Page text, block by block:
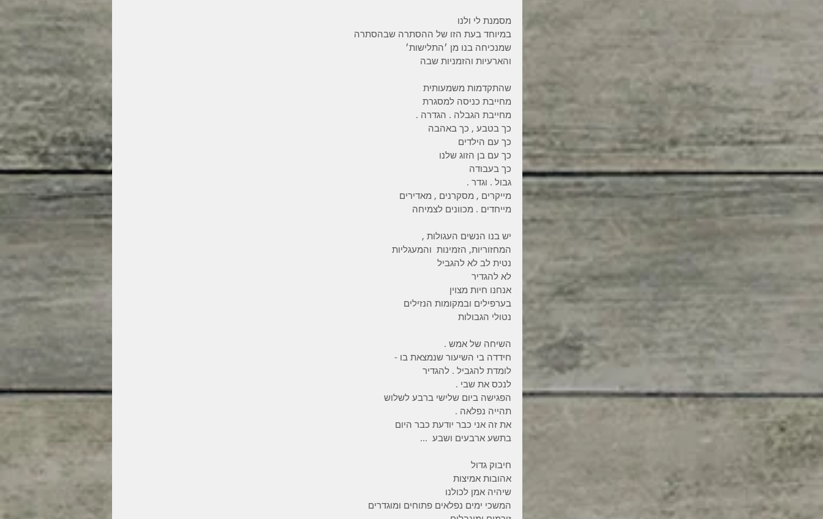
מסמנת לי ולנו
במיוחד בעת הזו של ההסתרה שבהסתרה
שמנכיחה בנו מן ׳התלישות׳
והארעיות והזמניות שבה
שהתקדמות משמעותית
מחייבת כניסה למסגרת
מחייבת הגבלה . הגדרה .
כך בטבע , כך באהבה
כך עם הילדים
כך עם בן הזוג שלנו
כך בעבודה
גבול . וגדר .
מייקרים , מסקרנים , מאדירים
מייחדים . מכוונים לצמיחה
יש בנו הנשים העגולות ,
המחזוריות, הזמינות  והמעגליות
נטית לב לא להגביל
לא להגדיר
אנחנו חיות מצוין
בערפילים ובמקומות הנזילים
נטולי הגבולות
השיחה של אמש .
חידדה בי השיעור שנמצאת בו -
לומדת להגביל . להגדיר
לנכס את שבי .
הפגישה ביום שלישי ברבע לשלוש
תהייה נפלאה .
את זה אני כבר יודעת כבר היום
בתשע ארבעים ושבע  ...
חיבוק גדול
אהובות אמיצות
שיהיה אמן לכולנו
המשכי ימים נפלאים פתוחים ומוגדרים